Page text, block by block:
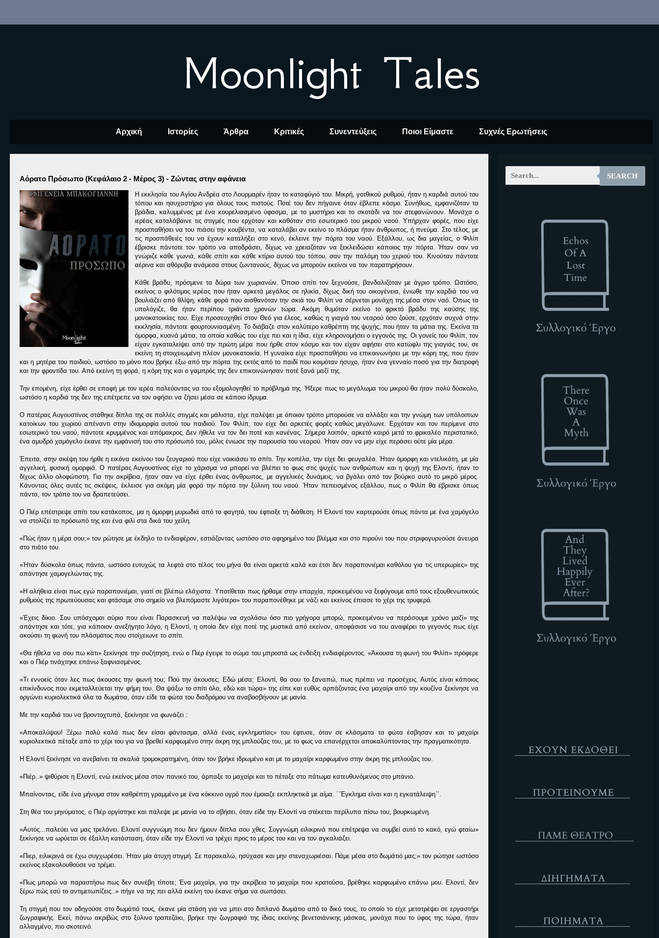
Moonlight Tales
Αρχική Ιστορίες Άρθρα Κριτικές Συνεντεύξεις Ποιοι Είμαστε Συχνές Ερωτήσεις
Αόρατο Πρόσωπο (Κεφάλαιο 2 - Μέρος 3) - Ζώντας στην αφάνεια
Η εκκλησία του Αγίου Ανδρέα στο Λουρμαρέν ήταν το καταφύγιό του. Μικρή, γοτθικού ρυθμού, ήταν η καρδιά αυτού του
τόπου και ησυχαστήριο για όλους τους πιστούς. Ποτέ του δεν πήγαινε όταν έβλεπε κόσμο. Συνήθως, εμφανιζόταν τα
βράδια, καλυμμένος με ένα κουρελιασμένο ύφασμα, με το μυστήριο και το σκοτάδι να τον στεφανώνουν. Μονάχα ο
ιερέας καταλάβαινε τις στιγμές που ερχόταν και καθόταν στο εσωτερικό του μικρού ναού. Υπήρχαν φορές, που είχε
προσπαθήσει να του πιάσει την κουβέντα, να καταλάβει αν εκείνο το πλάσμα ήταν άνθρωπος, ή πνεύμα. Στο τέλος, με
τις προσπάθειές του να έχουν καταλήξει στο κενό, έκλεινε την πόρτα του ναού. Εξάλλου, ως δια μαγείας, ο Φιλίπ
έβρισκε πάντοτε τον τρόπο να αποδράσει, δίχως να χρειαζόταν να ξεκλειδώσει κάποιος την πόρτα. Ήταν σαν να
γνώριζε κάθε γωνιά, κάθε σπίτι και κάθε κτίριο αυτού του τόπου, σαν την παλάμη του χεριού του. Κινούταν πάντοτε
αέρινα και αθόρυβα ανάμεσα στους ζωντανούς, δίχως να μπορούν εκείνοι να τον παρατηρήσουν.
Κάθε βράδυ, πρόσμενε τα δώρα των χωριανών. Όποιο σπίτι τον ξεχνούσε, βανδαλιζόταν με άγριο τρόπο. Ωστόσο,
εκείνος ο φιλότιμος ιερέας που ήταν αρκετά μεγάλος σε ηλικία, δίχως δική του οικογένεια, ένιωθε την καρδιά του να
βουλιάζει από θλίψη, κάθε φορά που αισθανόταν την σκιά του Φιλίπ να σέρνεται μονάχη της μέσα στον ναό. Όπως τα
υπολόγιζε, θα ήταν περίπου τριάντα χρονών τώρα. Ακόμη θυμόταν εκείνο το φρικτό βράδυ της καύσης της
μονοκατοικίας του. Είχε προσευχηθεί στον Θεό για έλεος, καθώς η γιαγιά του νεαρού όσο ζούσε, ερχόταν συχνά στην
εκκλησία, πάντοτε φουρτουνιασμένη. Το διάβαζε στον καλύτερο καθρέπτη της ψυχής, που ήταν τα μάτια της. Εκείνα τα
όμορφα, κυανά μάτια, τα οποία καθώς του είχε πει και η ίδια, είχε κληρονομήσει ο εγγονός της. Οι γονείς του Φιλίπ, τον
είχαν εγκαταλείψει από την πρώτη μέρα που ήρθε στον κόσμο και τον είχαν αφήσει στο κατώφλι της γιαγιάς του, σε
εκείνη τη στοιχειωμένη πλέον μονοκατοικία. Η γυναίκα είχε προσπαθήσει να επικοινωνήσει με την κόρη της, που ήταν
και η μητέρα του παιδιού, ωστόσο το μόνο που βρήκε έξω από την πόρτα της εκτός από το παιδί που κοιμόταν ήσυχο, ήταν ένα γενναίο ποσό για την διατροφή
και την φροντίδα του. Από εκείνη τη φορά, η κόρη της και ο γαμπρός της δεν επικοινώνησαν ποτέ ξανά μαζί της.
Την επομένη, είχε έρθει σε επαφή με τον ιερέα παλεύοντας να του εξομολογηθεί το πρόβλημά της. Ήξερε πως το μεγάλωμα του μικρού θα ήταν πολύ δύσκολο,
ωστόσο η καρδιά της δεν της επέτρεπε να τον αφήσει να ζήσει μέσα σε κάποιο ίδρυμα.
Ο πατέρας Αυγουστίνος στάθηκε δίπλα της σε πολλές στιγμές και μάλιστα, είχε παλέψει με όποιον τρόπο μπορούσε να αλλάξει και την γνώμη των υπόλοιπων
κατοίκων του χωριού απέναντι στην ιδιομορφία αυτού του παιδιού. Τον Φιλίπ, τον είχε δει αρκετές φορές καθώς μεγάλωνε. Ερχόταν και τον περίμενε στο
εσωτερικό του ναού, πάντοτε κρυμμένος και απόμακρος. Δεν ήθελε να τον δει ποτέ και κανένας. Σήμερα λοιπόν, αρκετό καιρό μετά το φρικαλέο περιστατικό,
ένα αμυδρό χαμόγελο έκανε την εμφάνισή του στο πρόσωπό του, μόλις ένιωσε την παρουσία του νεαρού. Ήταν σαν να μην είχε περάσει ούτε μία μέρα.
Έπειτα, στην σκέψη του ήρθε η εικόνα εκείνου του ζευγαριού που είχε νοικιάσει το σπίτι. Την κοπέλα, την είχε δει φευγαλέα. Ήταν όμορφη και ντελικάτη, με μία
αγγελική, φυσική ομορφιά. Ο πατέρας Αυγουστίνος είχε το χάρισμα να μπορεί να βλέπει το φως στις ψυχές των ανθρώπων και η ψυχή της Ελοντί, ήταν το
δίχως άλλο ολοφώτιστη. Για την ακρίβεια, ήταν σαν να είχε έρθει ένας άνθρωπος, με αγγελικές δυνάμεις, να βγάλει από τον βούρκο αυτό το μικρό μέρος.
Κάνοντας όλες αυτές τις σκέψεις, έκλεισε για ακόμη μία φορά την πόρτα την ξύλινη του ναού. Ήταν πεπεισμένος εξάλλου, πως ο Φιλίπ θα έβρισκε όπως
πάντα, τον τρόπο του να δραπετεύσει.
Ο Πιέρ επέστρεψε σπίτι του κατάκοπος, μα η όμορφη μυρωδιά από το φαγητό, του έφτιαξε τη διάθεση. Η Ελοντί τον καρτερούσε όπως πάντα με ένα χαμόγελο
να στολίζει το πρόσωπό της και ένα φιλί στα δικά του χείλη.
«Πώς ήταν η μέρα σου;» τον ρώτησε με έκδηλο το ενδιαφέρον, εστιάζοντας ωστόσο στο αφηρημένο του βλέμμα και στο πιρούνι του που στριφογυρνούσε άνευρα
στο πιάτο του.
«Ήταν δύσκολα όπως πάντα, ωστόσο ευτυχώς τα λεφτά στο τέλος του μήνα θα είναι αρκετά καλά και έτσι δεν παραπονιέμαι καθόλου για τις υπερωρίες» της
απάντησε χαμογελώντας της.
«Η αλήθεια είναι πως εγώ παραπονιέμαι, γιατί σε βλέπω ελάχιστα. Υποτίθεται πως ήρθαμε στην επαρχία, προκειμένου να ξεφύγουμε από τους εξουθενωτικούς
ρυθμούς της πρωτεύουσας και φτάσαμε στο σημείο να βλεπόμαστε λιγότερο» του παραπονέθηκε με νάζι και εκείνος έπιασε το χέρι της τρυφερά.
«Έχεις δίκιο. Σου υπόσχομαι αύριο που είναι Παρασκευή να παλέψω να σχολάσω όσο πιο γρήγορα μπορώ, προκειμένου να περάσουμε χρόνο μαζί» της
απάντησε και τότε, για κάποιον ανεξήγητο λόγο, η Ελοντί, η οποία δεν είχε ποτέ της μυστικά από εκείνον, αποφάσισε να του αναφέρει το γεγονός πως είχε
ακούσει τη φωνή του πλάσματος που στοίχειωνε το σπίτι.
«Θα ήθελα να σου πω κάτι» ξεκίνησε την συζήτηση, ενώ ο Πιέρ έγειρε το σώμα του μπροστά ως ένδειξη ενδιαφέροντος. «Άκουσα τη φωνή του Φιλίπ» πρόφερε
και ο Πιέρ τινάχτηκε επάνω ξαφνιασμένος.
«Τι εννοείς όταν λες πως άκουσες την φωνή του; Πού την άκουσες; Εδώ μέσα; Ελοντί, θα σου το ξαναπώ, πως πρέπει να προσέχεις. Αυτός είναι κάποιος
επικίνδυνος που εκμεταλλεύεται την φήμη του. Θα ψάξω το σπίτι όλο, εδώ και τώρα» της είπε και ευθύς αρπάζοντας ένα μαχαίρι από την κουζίνα ξεκίνησε να
οργώνει κυριολεκτικά όλα τα δωμάτια, όταν είδε τα φώτα του διαδρόμου να αναβοσβήνουν με μανία.
Με την καρδιά του να βροντοχτυπά, ξεκίνησε να φωνάζει :
«Αποκαλύψου! Ξέρω πολύ καλά πως δεν είσαι φάντασμα, αλλά ένας εγκληματίας» του έφτυσε, όταν σε κλάσματα τα φώτα έσβησαν και το μαχαίρι
κυριολεκτικά πέταξε από το χέρι του για να βρεθεί καρφωμένο στην άκρη της μπλούζας του, με το φως να επανέρχεται αποκαλύπτοντας την πραγματικότητα.
Η Ελοντί ξεκίνησε να ανεβαίνει τα σκαλιά τρομοκρατημένη, όταν τον βρήκε ιδρωμένο και με το μαχαίρι καρφωμένο στην άκρη της μπλούζας του.
«Πιέρ..» ψιθύρισε η Ελοντί, ενώ εκείνος μέσα στον πανικό του, άρπαξε το μαχαίρι και το πέταξε στο πάτωμα κατευθυνόμενος στο μπάνιο.
Μπαίνοντας, είδε ένα μήνυμα στον καθρέπτη γραμμένο με ένα κόκκινο υγρό που έμοιαζε εκπληκτικά με αίμα. ΄΄Έγκλημα είναι και η εγκατάλειψη΄΄.
Στη θέα του μηνύματος, ο Πιέρ οργίστηκε και πάλεψε με μανία να το σβήσει, όταν είδε την Ελοντί να στέκεται περίλυπα πίσω του, βουρκωμένη.
«Αυτός...παλεύει να μας τρελάνει. Ελοντί συγγνώμη που δεν ήμουν δίπλα σου χθες. Συγγνώμη ειλικρινά που επέτρεψα να συμβεί αυτό το κακό, εγώ φταίω»
ξεκίνησε να ωρύεται σε έξαλλη κατάσταση, όταν είδε την Ελοντί να τρέχει προς το μέρος του και να τον αγκαλιάζει.
«Πιερ, ειλικρινά σε έχω συγχωρέσει. Ήταν μία άτυχη στιγμή. Σε παρακαλώ, ησύχασε και μην στεναχωριέσαι. Πάμε μέσα στο δωμάτιό μας;» τον ρώτησε ωστόσο
εκείνος εξακολουθούσε να τρέμει.
«Πως μπορώ να παραστήσω πως δεν συνέβη τίποτε; Ένα μαχαίρι, για την ακρίβεια το μαχαίρι που κρατούσα, βρέθηκε καρφωμένο επάνω μου. Ελοντί, δεν
ξέρω πώς εσύ το αντιμετωπίζεις..» πήγε να της πει αλλά εκείνη του έκανε σήμα να σωπάσει.
Τη στιγμή που τον οδηγούσε στο δωμάτιό τους, έκανε μία στάση για να μπει στο διπλανό δωμάτιο από το δικό τους, το οποίο το είχε μετατρέψει σε εργαστήρι
ζωγραφικής. Εκεί, πάνω ακριβώς στο ξύλινο τραπεζάκι, βρήκε την ζωγραφιά της ίδιας εκείνης βενετσιάνικης μάσκας, μονάχα που το ύφος της τώρα, ήταν
αλλαγμένο, πιο σκοτεινό.
SEARCH